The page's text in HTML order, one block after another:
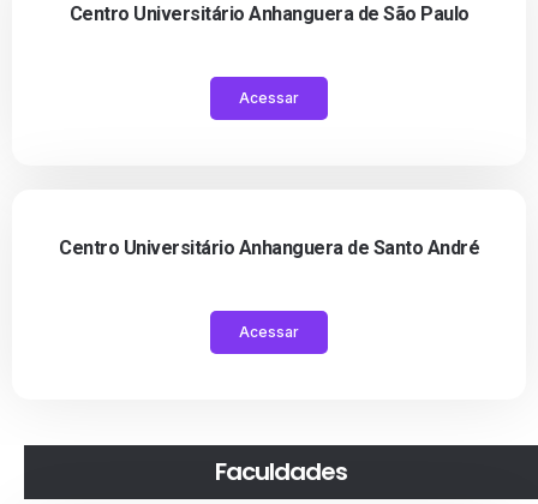
Centro Universitário Anhanguera de São Paulo
Acessar
Centro Universitário Anhanguera de Santo André
Acessar
Faculdades